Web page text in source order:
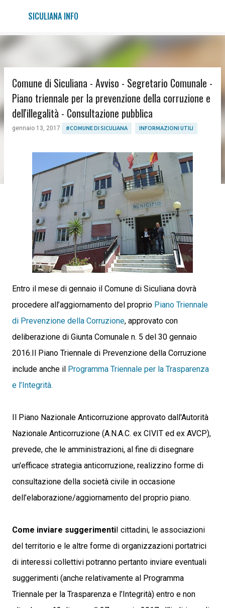
Passa ai contenuti principali
SICULIANA INFO
Comune di Siculiana - Avviso - Segretario Comunale -
Piano triennale per la prevenzione della corruzione e
dell'illegalità - Consultazione pubblica
gennaio 13, 2017 #COMUNE DI SICULIANA INFORMAZIONI UTILI
Entro il mese di gennaio il Comune di Siculiana dovrà
procedere all’aggiornamento del proprio Piano Triennale
di Prevenzione della Corruzione, approvato con
deliberazione di Giunta Comunale n. 5 del 30 gennaio
2016.Il Piano Triennale di Prevenzione della Corruzione
include anche il Programma Triennale per la Trasparenza
e l’Integrità.
Il Piano Nazionale Anticorruzione approvato dall'Autorità
Nazionale Anticorruzione (A.N.A.C. ex CIVIT ed ex AVCP),
prevede, che le amministrazioni, al fine di disegnare
un'efficace strategia anticorruzione, realizzino forme di
consultazione della società civile in occasione
dell’elaborazione/aggiornamento del proprio piano.
Come inviare suggerimentiI cittadini, le associazioni
del territorio e le altre forme di organizzazioni portatrici
di interessi collettivi potranno pertanto inviare eventuali
suggerimenti (anche relativamente al Programma
Triennale per la Trasparenza e l’Integrità) entro e non